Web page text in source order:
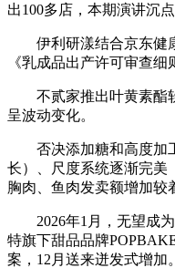
出100多店，本期演讲沉
伊利研漾结合京东健康
《乳成品出产许可审查
不贰家推出叶黄素酯软
呈波动变化。
否决添加糖和高度加工
长）、尺度系统逐渐完美
胸肉、鱼肉发卖额增加较
2026年1月，无望成为
特旗下甜品品牌
案，12月送来迸发式增加